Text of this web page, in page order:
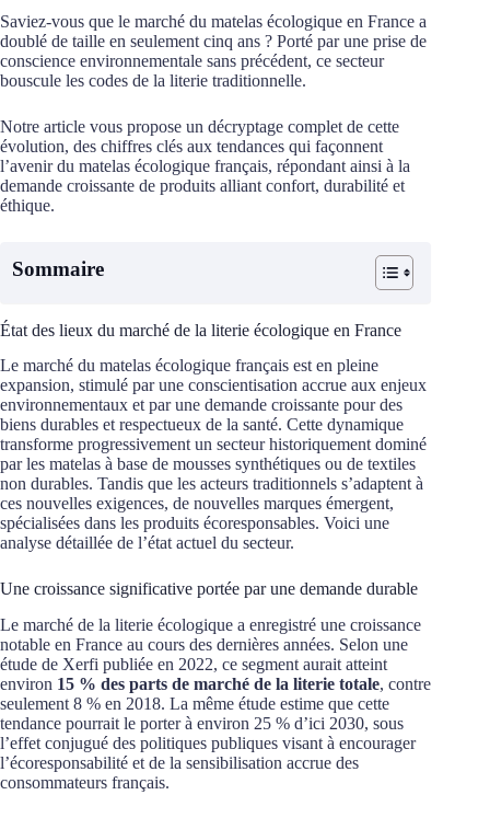
Saviez-vous que le marché du matelas écologique en France a
doublé de taille en seulement cinq ans ? Porté par une prise de
conscience environnementale sans précédent, ce secteur
bouscule les codes de la literie traditionnelle.
Notre article vous propose un décryptage complet de cette
évolution, des chiffres clés aux tendances qui façonnent
l’avenir du matelas écologique français, répondant ainsi à la
demande croissante de produits alliant confort, durabilité et
éthique.
Sommaire
État des lieux du marché de la literie écologique en France
Le marché du matelas écologique français est en pleine
expansion, stimulé par une conscientisation accrue aux enjeux
environnementaux et par une demande croissante pour des
biens durables et respectueux de la santé. Cette dynamique
transforme progressivement un secteur historiquement dominé
par les matelas à base de mousses synthétiques ou de textiles
non durables. Tandis que les acteurs traditionnels s’adaptent à
ces nouvelles exigences, de nouvelles marques émergent,
spécialisées dans les produits écoresponsables. Voici une
analyse détaillée de l’état actuel du secteur.
Une croissance significative portée par une demande durable
Le marché de la literie écologique a enregistré une croissance
notable en France au cours des dernières années. Selon une
étude de Xerfi publiée en 2022, ce segment aurait atteint
environ 15 % des parts de marché de la literie totale, contre
seulement 8 % en 2018. La même étude estime que cette
tendance pourrait le porter à environ 25 % d’ici 2030, sous
l’effet conjugué des politiques publiques visant à encourager
l’écoresponsabilité et de la sensibilisation accrue des
consommateurs français.